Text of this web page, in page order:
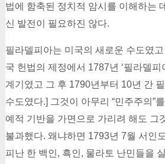
법에 함축된 정치적 암시를 이해하는
신 발전이 필요하진 않다.
필라델피아는 미국의 새로운 수도였고
국 헌법의 제정에서 1787년 ‘필라델피
계기였고 그 후 1790년부터 10년 간
수도였다.] 그것이 아무리 “민주주의”
예적 기반을 가면으로 가리려 해도 그
불과했다. 왜냐하면 1793년 7월 서인
피난 한 백인, 흑인, 물라토 난민들을